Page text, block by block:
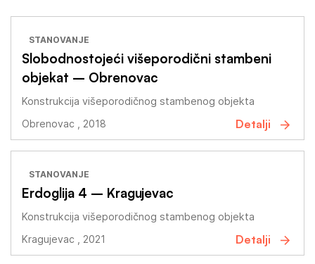
STANOVANJE
Slobodnostojeći višeporodični stambeni
objekat – Obrenovac
Konstrukcija višeporodičnog stambenog objekta
Obrenovac , 2018
Detalji
STANOVANJE
Erdoglija 4 – Kragujevac
Konstrukcija višeporodičnog stambenog objekta
Kragujevac , 2021
Detalji